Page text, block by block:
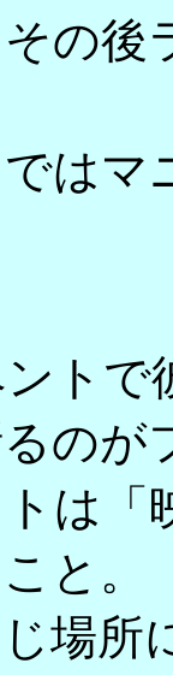
の後
はマ
トで
のが
は「
と。
場所